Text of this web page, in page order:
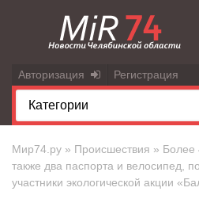
Авторизация Регистрация
Мир74.ру » Происшествия » Более
также два паспорта и велосипед,
участники экологической акции